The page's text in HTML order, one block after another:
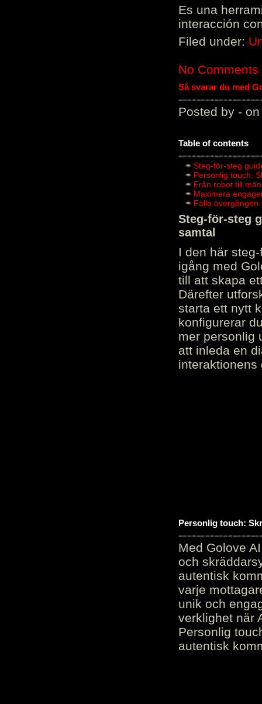
Es una
interacción
Filed under:
No Comments
Så svarar du med
Posted by - on
Table of contents
Steg-för-steg
Personlig touch:
Från robot till
Maximera
Fälla
Steg-för-steg
samtal
I den här
igång med
till att skapa
Därefter
starta ett nytt
konfigurerar
mer personlig
att inleda en
interaktionens
Personlig touch:
Med Golove
och
autentisk
varje
unik och
verklighet när
Personlig
autentisk